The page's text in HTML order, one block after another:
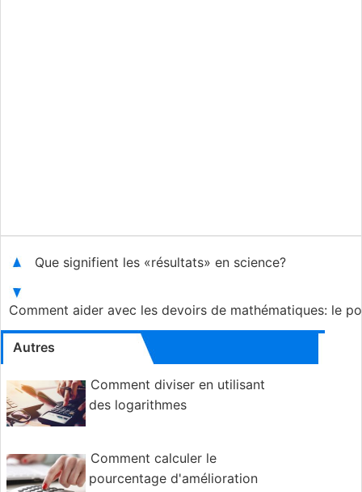
Que signifient les «résultats» en science?
Comment aider avec les devoirs de mathématiques: le
Autres
Comment diviser en utilisant
des logarithmes
Comment calculer le
pourcentage d'amélioration